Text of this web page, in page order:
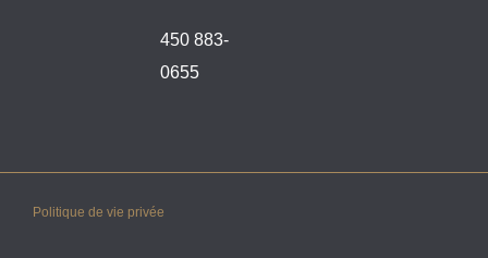
450 883-
0655
Politique de vie privée